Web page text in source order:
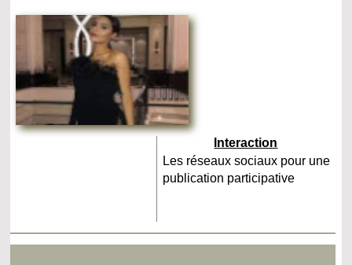
Interaction
Les réseaux sociaux pour une
publication participative